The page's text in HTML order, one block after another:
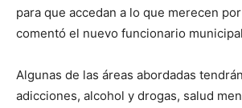
para que accedan a lo que merecen
comentó el nuevo funcionario
Algunas de las áreas abordadas
adicciones, alcohol y drogas, salud